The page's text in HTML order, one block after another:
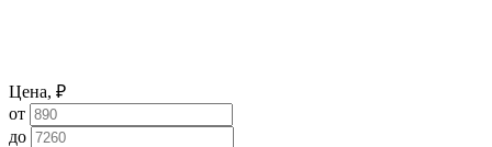
Цена, ₽
от
до